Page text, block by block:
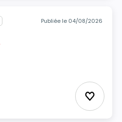
Publiée le 04/08/2026
Ajouter